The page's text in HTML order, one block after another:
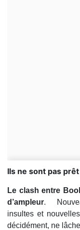
Ils ne sont pas
Le clash entre
d’ampleur.
insultes et
décidément, ne